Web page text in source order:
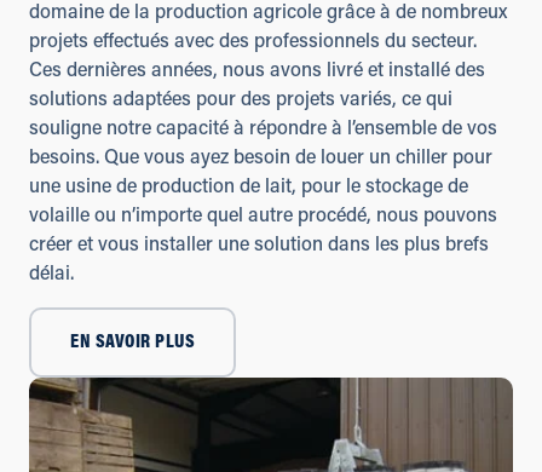
domaine de la production agricole grâce à de nombreux
projets effectués avec des professionnels du secteur.
Ces dernières années, nous avons livré et installé des
solutions adaptées pour des projets variés, ce qui
souligne notre capacité à répondre à l’ensemble de vos
besoins. Que vous ayez besoin de louer un chiller pour
une usine de production de lait, pour le stockage de
volaille ou n’importe quel autre procédé, nous pouvons
créer et vous installer une solution dans les plus brefs
délai.
EN SAVOIR PLUS